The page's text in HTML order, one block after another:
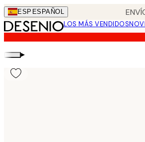
Skip
to
main
content.
ESP ESPAÑOL
LOS MÁS VENDIDOS
▸